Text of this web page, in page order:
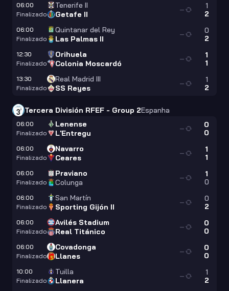
06:00
Finalizado
Tenerife II
Getafe II
1
2
—
06:00
Finalizado
Quintanar del Rey
Las Palmas II
0
2
—
12:30
Finalizado
Orihuela
Colonia Moscardó
1
1
—
13:30
Finalizado
Real Madrid III
SS Reyes
1
2
—
Tercera División RFEF - Group 2Espanha
06:00
Finalizado
Lenense
L'Entregu
0
0
—
06:00
Finalizado
Navarro
Ceares
1
1
—
06:00
Finalizado
Praviano
Colunga
1
0
—
06:00
Finalizado
San Martín
Sporting Gijón II
0
2
—
06:00
Finalizado
Avilés Stadium
Real Titánico
0
0
—
06:00
Finalizado
Covadonga
Llanes
0
0
—
10:00
Finalizado
Tuilla
Llanera
1
2
—